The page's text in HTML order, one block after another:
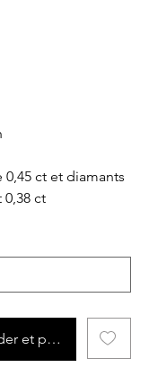
ct et diamants
ct
et payer